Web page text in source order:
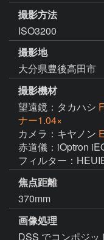
撮影方法
ISO3200
撮影地
大分県豊後高田市
撮影機材
望遠鏡：タカハシ
ナー1.04×
カメラ：キヤノン
赤道儀：iOptron
フィルター：
焦点距離
370mm
画像処理
DSS でコンポジッ